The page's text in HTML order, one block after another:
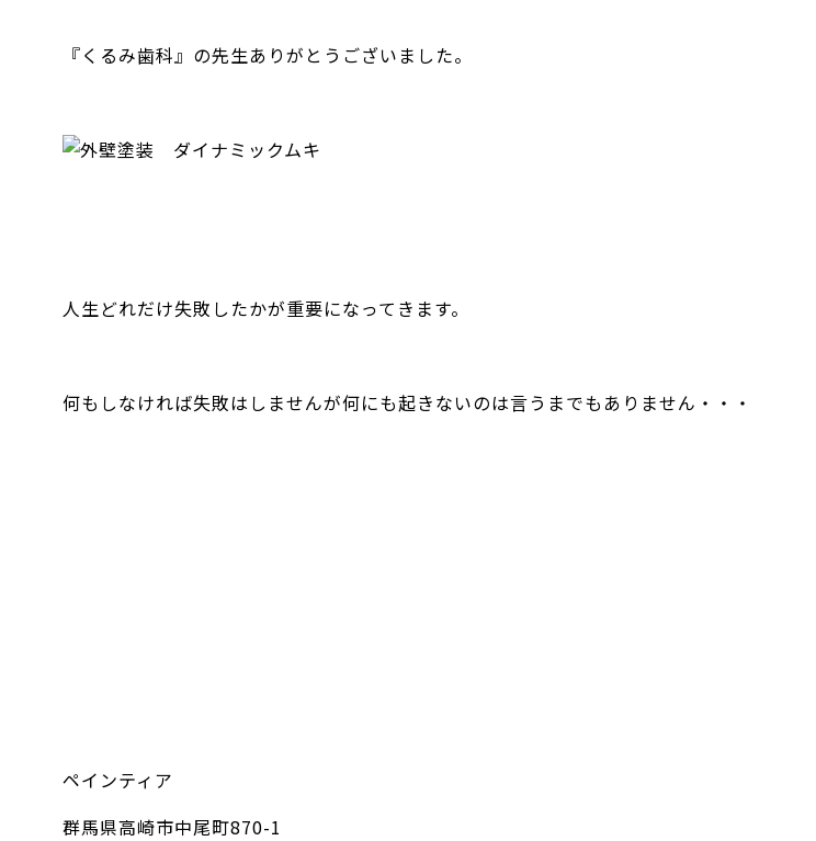
『くるみ歯科』の先生ありがとうございました。
人生どれだけ失敗したかが重要になってきます。
何もしなければ失敗はしませんが何にも起きないのは言うまでもありません・・・
ペインティア
群馬県高崎市中尾町870-1